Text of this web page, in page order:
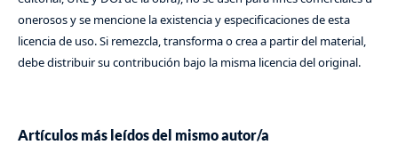
onerosos y se mencione la existencia y especificaciones de esta
licencia de uso. Si remezcla, transforma o crea a partir del material,
debe distribuir su contribución bajo la misma licencia del original.
Artículos más leídos del mismo autor/a